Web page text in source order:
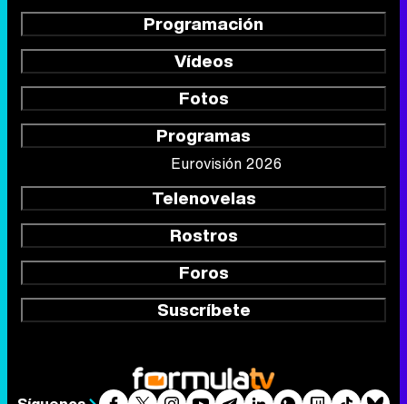
Programación
Vídeos
Fotos
Programas
Eurovisión 2026
Telenovelas
Rostros
Foros
Suscríbete